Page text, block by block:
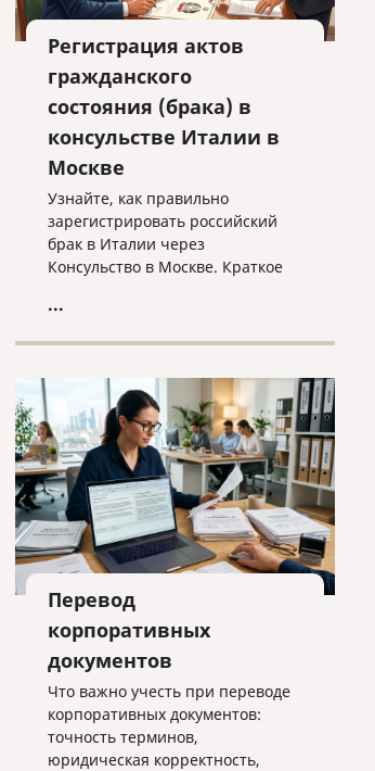
Регистрация актов
гражданского
состояния (брака) в
консульстве Италии в
Москве
Узнайте, как правильно
зарегистрировать российский
брак в Италии через
Консульство в Москве. Краткое
trascrizione: необходимые
оформления без лишних хлопот.
...
Перевод
корпоративных
документов
Что важно учесть при переводе
корпоративных документов:
точность терминов,
юридическая корректность,